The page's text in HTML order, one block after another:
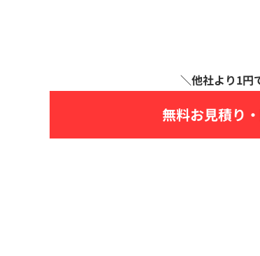
無料お見積り・